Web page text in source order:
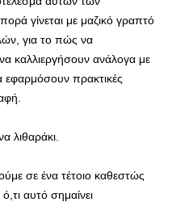
γίνεται με μαζικό γραπτό
για το πώς να
καλλιεργήσουν ανάλογα με
εφαρμόσουν πρακτικές
λιθαράκι.
σε ένα τέτοιο καθεστώς
αυτό σημαίνει